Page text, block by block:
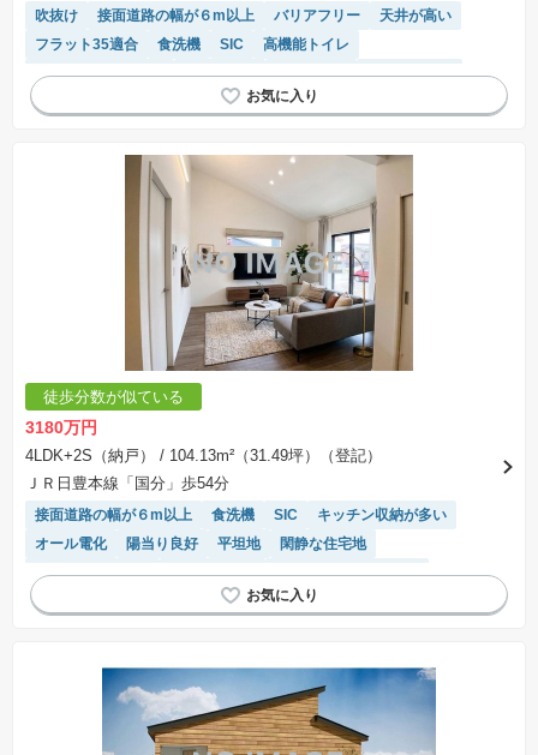
吹抜け 接面道路の幅が６m以上 バリアフリー
天井が高い
フラット35適合
食洗機 SIC
高機能トイレ
キッチン収納が多い
オール電化 陽当り良好
閑静な住宅地
システムキッチン
温水洗浄便座
IHクッキングヒーター
徒歩分数が似ている
3180万円
4LDK+2S（納戸）
/ 104.13m²（31.49坪）（登記）
ＪＲ日豊本線「国分」歩54分
接面道路の幅が６m以上 食洗機 SIC
キッチン収納が多い
オール電化
陽当り良好 平坦地
閑静な住宅地
システムキッチン
温水洗浄便座
IHクッキングヒーター
浴室乾燥機
窓付き浴室